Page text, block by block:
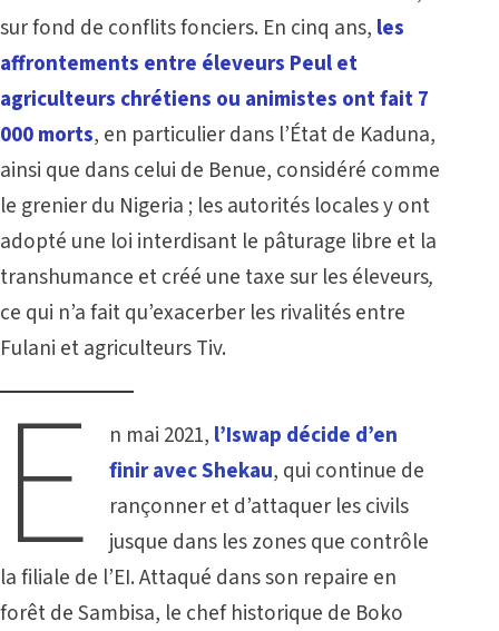
sur fond de conflits fonciers. En cinq ans, les
affrontements entre éleveurs Peul et
agriculteurs chrétiens ou animistes ont fait 7
000 morts, en particulier dans l’État de Kaduna,
ainsi que dans celui de Benue, considéré comme
le grenier du Nigeria ; les autorités locales y ont
adopté une loi interdisant le pâturage libre et la
transhumance et créé une taxe sur les éleveurs,
ce qui n’a fait qu’exacerber les rivalités entre
Fulani et agriculteurs Tiv.
E n mai 2021, l’Iswap décide d’en
finir avec Shekau, qui continue de
rançonner et d’attaquer les civils
jusque dans les zones que contrôle
la filiale de l’EI. Attaqué dans son repaire en
forêt de Sambisa, le chef historique de Boko